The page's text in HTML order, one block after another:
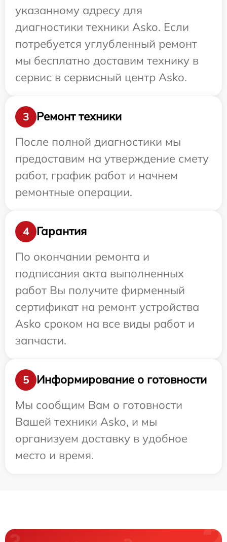
указанному адресу для
диагностики техники Asko. Если
потребуется углубленный ремонт
мы бесплатно доставим технику в
сервис в сервисный центр Asko.
3
Ремонт техники
После полной диагностики мы
предоставим на утверждение смету
работ, график работ и начнем
ремонтные операции.
4
Гарантия
По окончании ремонта и
подписания акта выполненных
работ Вы получите фирменный
сертификат на ремонт устройства
Asko сроком на все виды работ и
запчасти.
5
Информирование о готовности
Мы сообщим Вам о готовности
Вашей техники Asko, и мы
организуем доставку в удобное
место и время.